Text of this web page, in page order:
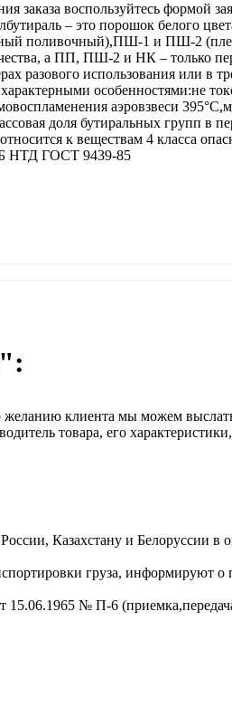
воспользуйтесь формой
– это порошок белого
поливочный),ПШ-1 и ПШ-2
а ПП, ПШ-2 и НК – только
разового использования или в
особенностями:не
аэровзвеси
доля бутиральных групп в
к веществам 4 класса
НТД ГОСТ 9439-85
клиента мы можем
товара, его
Казахстану и Белоруссии в
груза, информируют
15.06.1965 № П-6